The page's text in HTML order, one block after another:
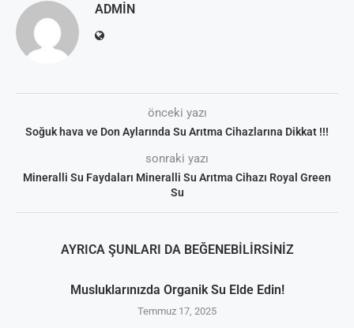
ADMIN
önceki yazı
Soğuk hava ve Don Aylarında Su Arıtma Cihazlarına Dikkat !!!
sonraki yazı
Mineralli Su Faydaları Mineralli Su Arıtma Cihazı Royal Green
Su
AYRICA ŞUNLARI DA BEĞENEBILIRSINIZ
Musluklarınızda Organik Su Elde Edin!
Temmuz 17, 2025